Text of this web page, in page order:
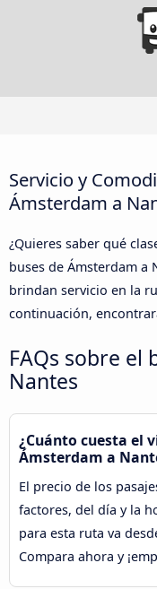
Servicio y
Ámsterdam a
¿Quieres saber qué
buses de Ámsterdam a
brindan servicio en la
continuación,
FAQs sobre el
Nantes
¿Cuánto cuesta el
Ámsterdam a
El precio de los
factores, del día y la
para esta ruta va
Compara ahora y